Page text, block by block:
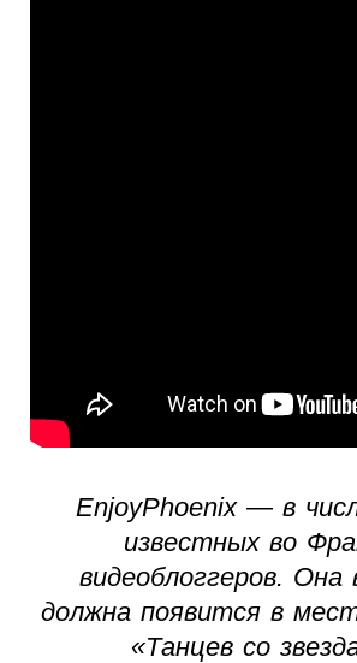
EnjoyPhoenix — в
известных во
видеоблоггеров.
должна появится в
«Танцев со